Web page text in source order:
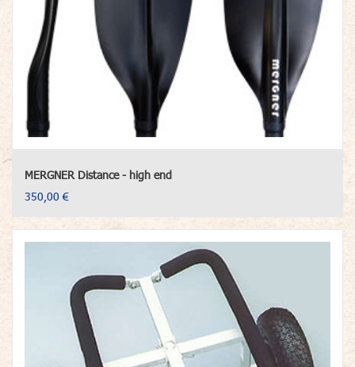
MERGNER Distance - high end
350,00 €